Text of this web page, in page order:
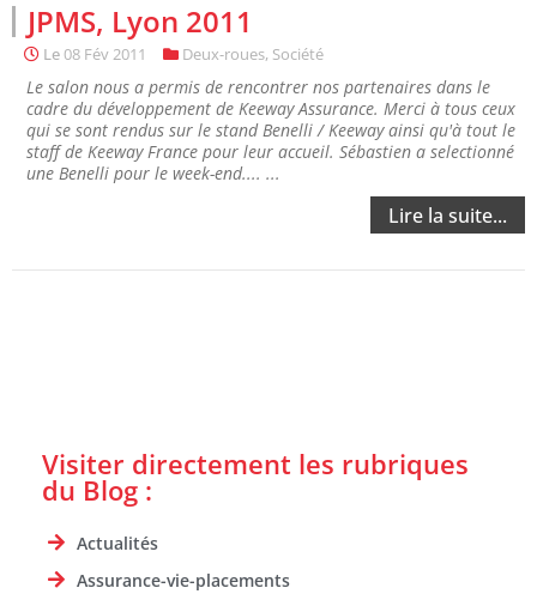
JPMS, Lyon 2011
Le08 Fév 2011 Deux-roues, Société
Le salon nous a permis de rencontrer nos partenaires dans le
cadre du développement de Keeway Assurance. Merci à tous ceux
qui se sont rendus sur le stand Benelli / Keeway ainsi qu'à tout le
staff de Keeway France pour leur accueil. Sébastien a selectionné
une Benelli pour le week-end.... ...
Lire la suite...
Visiter directement les rubriques
du Blog :
Actualités
Assurance-vie-placements